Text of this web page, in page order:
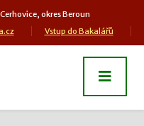
okres Beroun
Vstup do Bakalářů